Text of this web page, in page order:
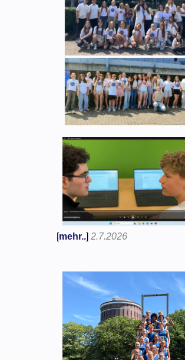
[mehr..]2.7.2026